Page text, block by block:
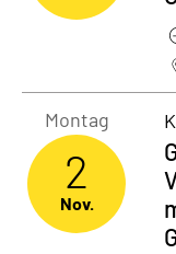
Montag
2
Nov.